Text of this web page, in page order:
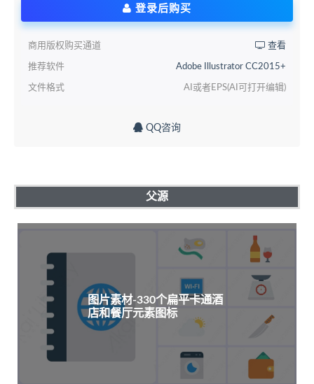
登录后购买
商用版权购买通道 查看
推荐软件 Adobe Illustrator CC2015+
文件格式 AI或者EPS(AI可打开编辑)
QQ咨询
父源
图片素材-330个扁平卡通酒
店和餐厅元素图标